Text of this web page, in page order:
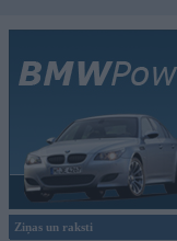
Ziņas un raksti